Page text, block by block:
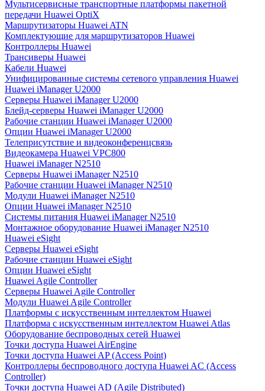
Мультисервисные транспортные платформы пакетной
передачи Huawei OptiX
Маршрутизаторы Huawei ATN
Комплектующие для маршрутизаторов Huawei
Контроллеры Huawei
Трансиверы Huawei
Кабели Huawei
Унифицированные системы сетевого управления Huawei
Huawei iManager U2000
Серверы Huawei iManager U2000
Блейд-серверы Huawei iManager U2000
Рабочие станции Huawei iManager U2000
Опции Huawei iManager U2000
Телеприсутствие и видеоконференцсвязь
Видеокамера Huawei VPC800
Huawei iManager N2510
Серверы Huawei iManager N2510
Рабочие станции Huawei iManager N2510
Модули Huawei iManager N2510
Опции Huawei iManager N2510
Системы питания Huawei iManager N2510
Монтажное оборудование Huawei iManager N2510
Huawei eSight
Серверы Huawei eSight
Рабочие станции Huawei eSight
Опции Huawei eSight
Huawei Agile Controller
Серверы Huawei Agile Controller
Модули Huawei Agile Controller
Платформы с искусственным интеллектом Huawei
Платформа с искусственным интеллектом Huawei Atlas
Оборудование беспроводных сетей Huawei
Точки доступа Huawei AirEngine
Точки доступа Huawei AP (Access Point)
Контроллеры беспроводного доступа Huawei AC (Access
Controller)
Точки доступа Huawei AD (Agile Distributed)